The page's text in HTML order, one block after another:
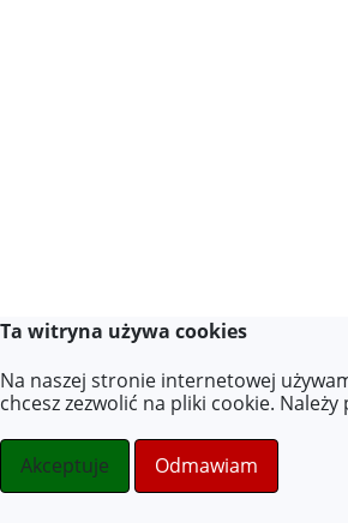
Ta witryna używa cookies
Na naszej stronie internetowej
chcesz zezwolić na pliki cookie.
Akceptuje Odmawiam